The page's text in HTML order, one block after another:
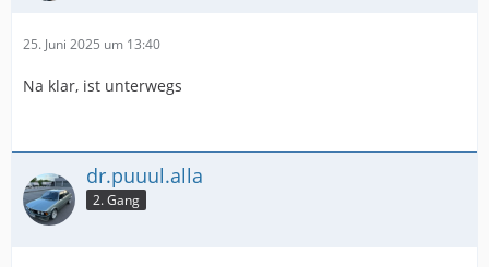
25. Juni 2025 um 13:40
Na klar, ist unterwegs
dr.puuul.alla
2. Gang